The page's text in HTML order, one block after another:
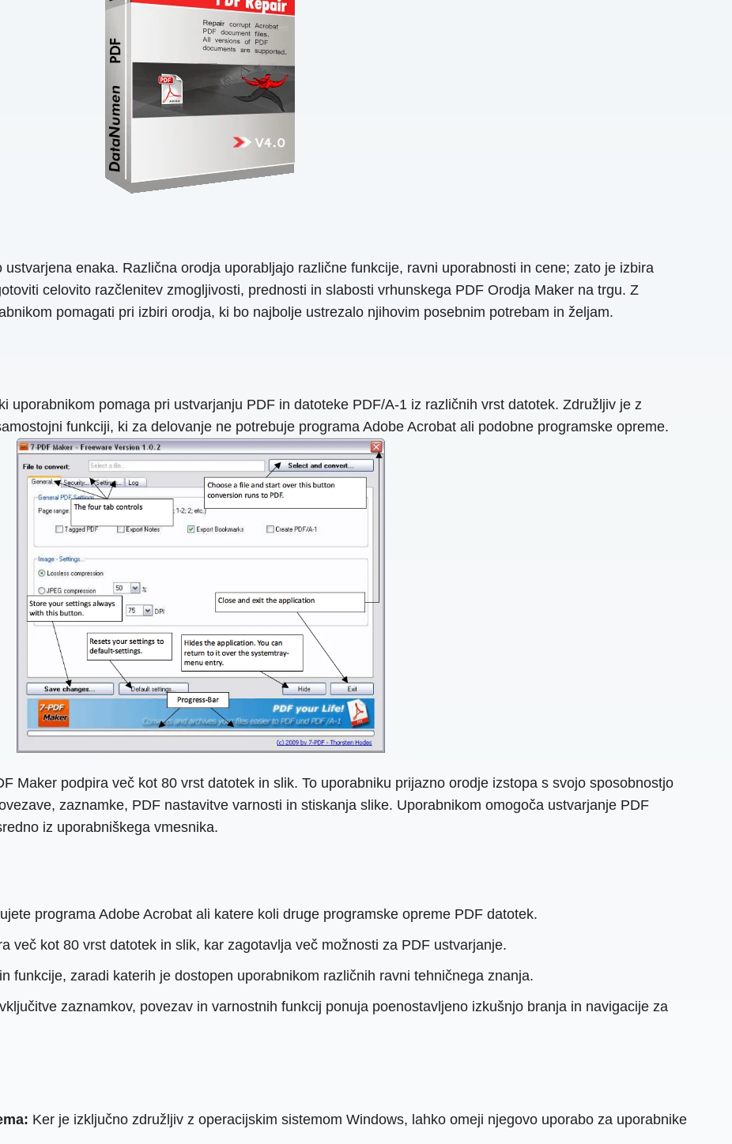
enaka. Različna orodja uporabljajo različne funkcije, ravni uporabnosti in cene; zato je izbira
celovito razčlenitev zmogljivosti, prednosti in slabosti vrhunskega PDF Orodja Maker na trgu. Z
pomagati pri izbiri orodja, ki bo najbolje ustrezalo njihovim posebnim potrebam in željam.
uporabnikom pomaga pri ustvarjanju PDF in datoteke PDF/A-1 iz različnih vrst datotek. Združljiv je z
funkciji, ki za delovanje ne potrebuje programa Adobe Acrobat ali podobne programske opreme.
Maker podpira več kot 80 vrst datotek in slik. To uporabniku prijazno orodje izstopa s svojo sposobnostjo
zaznamke, PDF nastavitve varnosti in stiskanja slike. Uporabnikom omogoča ustvarjanje PDF
iz uporabniškega vmesnika.
programa Adobe Acrobat ali katere koli druge programske opreme PDF datotek.
več kot 80 vrst datotek in slik, kar zagotavlja več možnosti za PDF ustvarjanje.
funkcije, zaradi katerih je dostopen uporabnikom različnih ravni tehničnega znanja.
zaznamkov, povezav in varnostnih funkcij ponuja poenostavljeno izkušnjo branja in navigacije za
Ker je izključno združljiv z operacijskim sistemom Windows, lahko omeji njegovo uporabo za uporabnike